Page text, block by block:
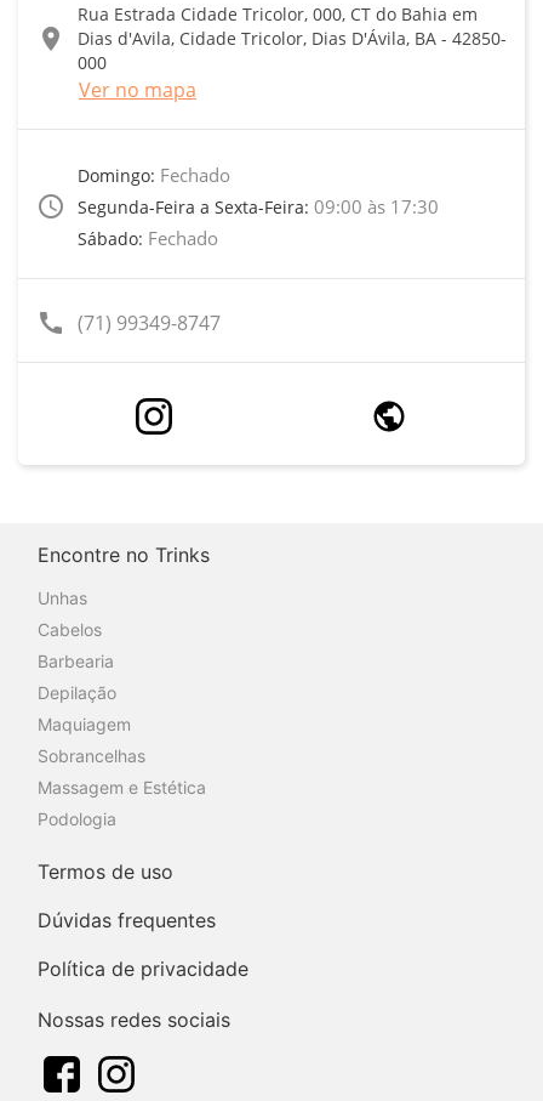
location_on
Rua Estrada Cidade Tricolor, 000, CT do Bahia em
Dias d'Avila, Cidade Tricolor, Dias D'Ávila, BA - 42850-
000
Ver no mapa
access_time
Domingo: Fechado
Segunda-Feira a Sexta-Feira: 09:00 às 17:30
Sábado: Fechado
call (71) 99349-8747
Encontre no Trinks
Unhas
Cabelos
Barbearia
Depilação
Maquiagem
Sobrancelhas
Massagem e Estética
Podologia
Termos de uso
Dúvidas frequentes
Política de privacidade
Nossas redes sociais